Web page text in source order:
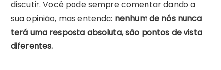
discutir. Você pode sempre comentar dando a
sua opinião, mas entenda: nenhum de nós nunca
terá uma resposta absoluta, são pontos de vista
diferentes.